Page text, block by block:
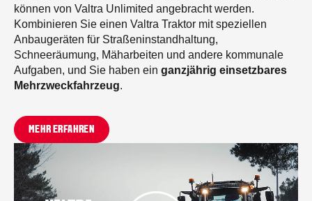
können von Valtra Unlimited angebracht werden.
Kombinieren Sie einen Valtra Traktor mit speziellen
Anbaugeräten für Straßeninstandhaltung,
Schneeräumung, Mäharbeiten und andere kommunale
Aufgaben, und Sie haben ein ganzjährig einsetzbares
Mehrzweckfahrzeug.
MEHR ERFAHREN